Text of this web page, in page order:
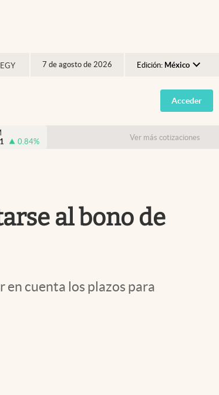
7 de agosto de 2026 Edición: México
Argentina
España
USA
Acceder
0.84% Ver más cotizaciones
al bono de
en cuenta los plazos para